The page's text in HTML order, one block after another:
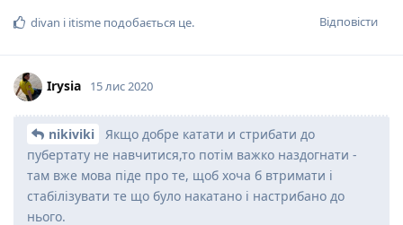
Відповісти
divan і itisme подобається це.
Irysia 15 лис 2020
nikiviki
Якщо добре катати и стрибати до
пубертату не навчитися,то потім важко наздогнати -
там вже мова піде про те, щоб хоча б втримати і
стабілізувати те що було накатано і настрибано до
нього.